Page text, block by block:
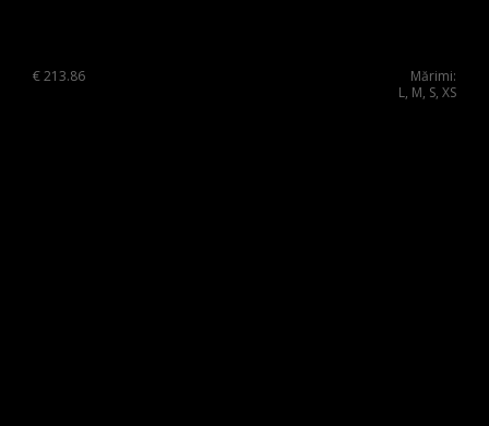
€213.86
Mărimi:
L, M, S, XS